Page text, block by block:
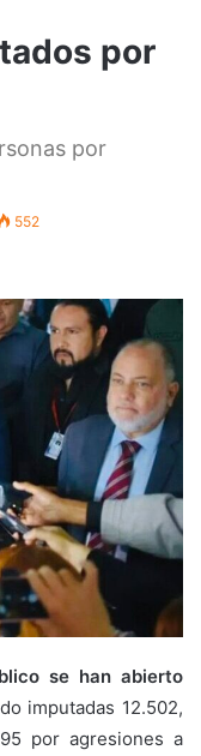
por
por
552
se han abierto
imputadas 12.502,
por agresiones a